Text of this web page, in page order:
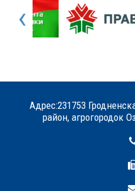
‹
Адрес:231753
район, агрогородок